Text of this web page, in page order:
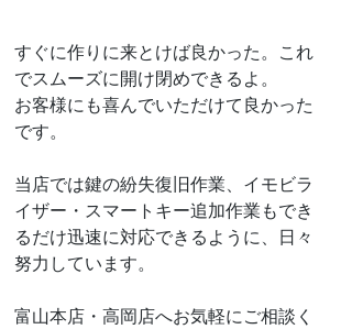
すぐに作りに来とけば良かった。これ
でスムーズに開け閉めできるよ。
お客様にも喜んでいただけて良かった
です。
当店では鍵の紛失復旧作業、イモビラ
イザー・スマートキー追加作業もでき
るだけ迅速に対応できるように、日々
努力しています。
富山本店・高岡店へお気軽にご相談く